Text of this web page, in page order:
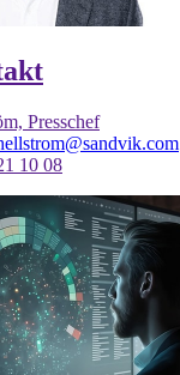
Presschef
10 08